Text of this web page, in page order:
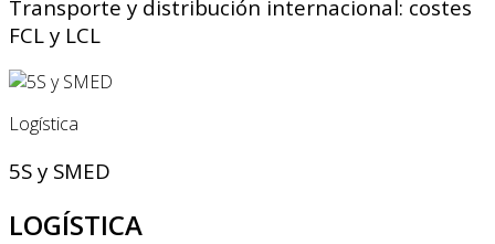
Transporte y distribución internacional: costes
FCL y LCL
Logística
5S y SMED
LOGÍSTICA